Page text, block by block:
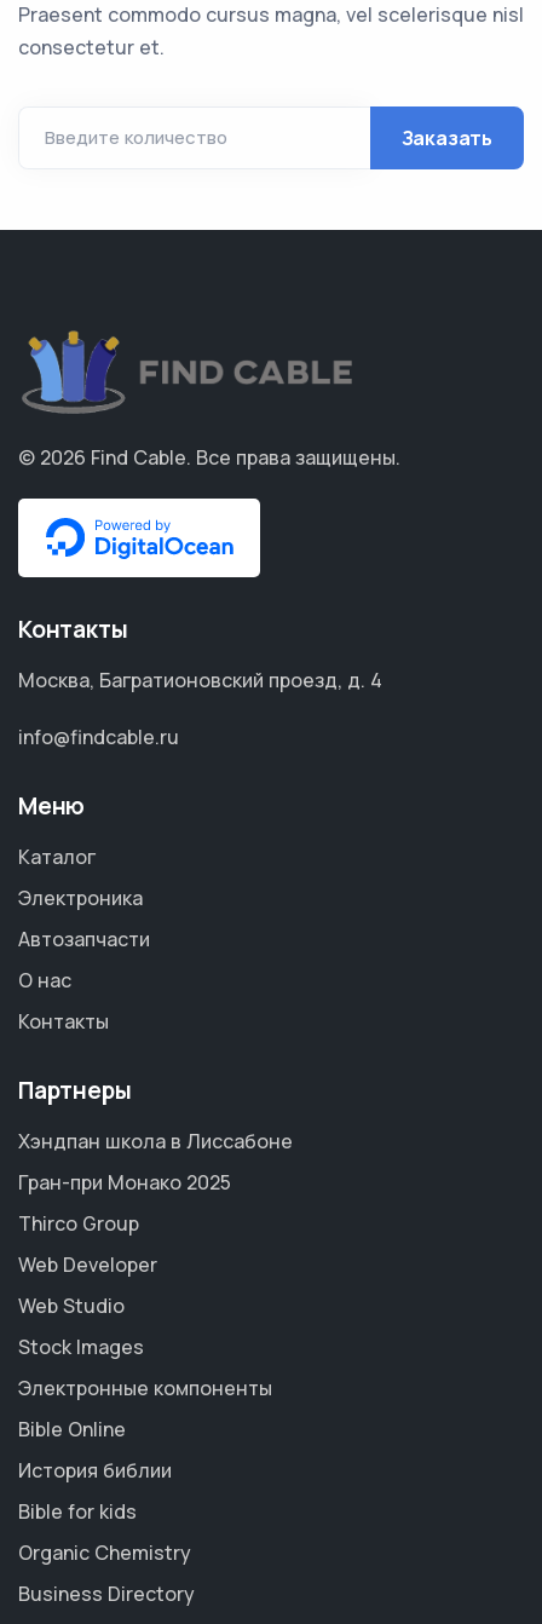
Praesent commodo cursus magna, vel scelerisque nisl
consectetur et.
Введите количество Заказать
© 2026 Find Cable. Все права защищены.
Контакты
Москва, Багратионовский проезд, д. 4
info@findcable.ru
Меню
Каталог
Электроника
Автозапчасти
О нас
Контакты
Партнеры
Хэндпан школа в Лиссабоне
Гран-при Монако 2025
Thirco Group
Web Developer
Web Studio
Stock Images
Электронные компоненты
Bible Online
История библии
Bible for kids
Organic Chemistry
Business Directory